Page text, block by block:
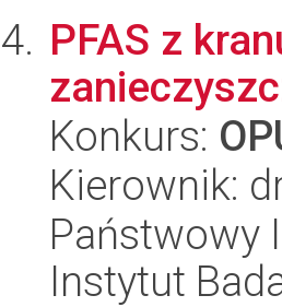
PFAS z
Konkurs:
Kierownik:
Państwowy
Instytut